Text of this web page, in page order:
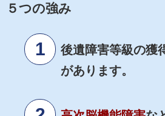
５つの強み
後遺障害等級の獲
があります。